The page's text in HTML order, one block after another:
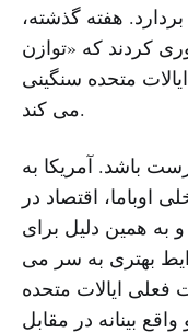
هفته گذشته،
کردند که «توازن
متحده سنگینی
می کند.
باشد. آمریکا به
اقتصاد در
به همین دلیل برای
بهتری به سر می
فعلی ایالات متحده
بینانه در مقابل